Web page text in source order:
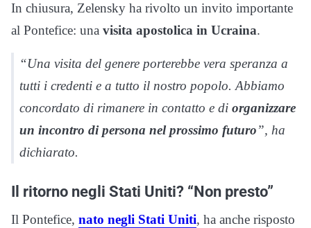
In chiusura, Zelensky ha rivolto un invito importante
al Pontefice: una visita apostolica in Ucraina.
“Una visita del genere porterebbe vera speranza a
tutti i credenti e a tutto il nostro popolo. Abbiamo
concordato di rimanere in contatto e di organizzare
un incontro di persona nel prossimo futuro”, ha
dichiarato.
Il ritorno negli Stati Uniti? “Non presto”
Il Pontefice, nato negli Stati Uniti, ha anche risposto